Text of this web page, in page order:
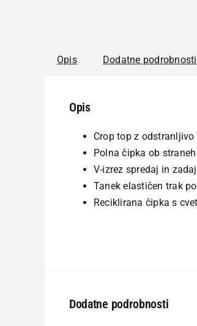
Opis Dodatne podrobnosti
Opis
Crop top z
Polna čipka ob
V-izrez spredaj in zadaj
Tanek elastičen trak
Reciklirana čipka s
Dodatne podrobnosti